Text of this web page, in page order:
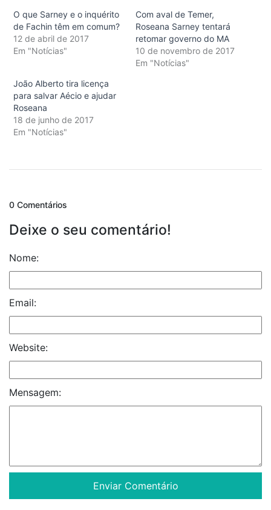
O que Sarney e o inquérito
de Fachin têm em comum?
12 de abril de 2017
Em "Notícias"
Com aval de Temer,
Roseana Sarney tentará
retomar governo do MA
10 de novembro de 2017
Em "Notícias"
João Alberto tira licença
para salvar Aécio e ajudar
Roseana
18 de junho de 2017
Em "Notícias"
0 Comentários
Deixe o seu comentário!
Nome:
Email:
Website:
Mensagem: